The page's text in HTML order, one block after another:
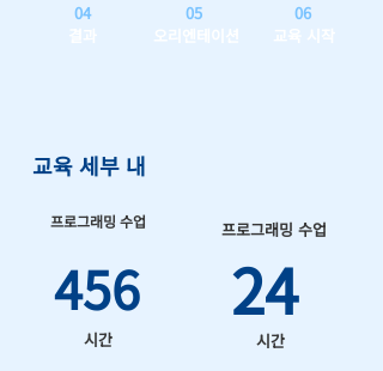
결과
04
오리엔테이션
05
교육 시작
06
교육 세부 내
프로그래밍 수업
24
프로그래밍 수업
시간
456
시간